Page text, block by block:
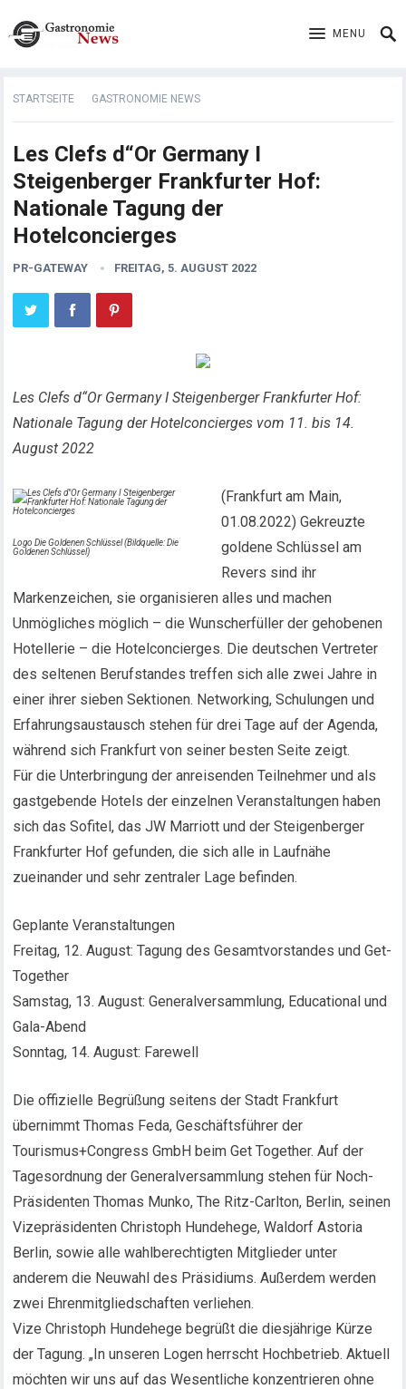
MENU
STARTSEITE GASTRONOMIE NEWS
Les Clefs d“Or Germany I
Steigenberger Frankfurter Hof:
Nationale Tagung der
Hotelconcierges
PR-GATEWAY FREITAG, 5. AUGUST 2022
Les Clefs d“Or Germany I Steigenberger Frankfurter Hof:
Nationale Tagung der Hotelconcierges vom 11. bis 14.
August 2022
Logo Die Goldenen Schlüssel (Bildquelle: Die
Goldenen Schlüssel)
(Frankfurt am Main,
01.08.2022) Gekreuzte
goldene Schlüssel am
Revers sind ihr
Markenzeichen, sie organisieren alles und machen
Unmögliches möglich – die Wunscherfüller der gehobenen
Hotellerie – die Hotelconcierges. Die deutschen Vertreter
des seltenen Berufstandes treffen sich alle zwei Jahre in
einer ihrer sieben Sektionen. Networking, Schulungen und
Erfahrungsaustausch stehen für drei Tage auf der Agenda,
während sich Frankfurt von seiner besten Seite zeigt.
Für die Unterbringung der anreisenden Teilnehmer und als
gastgebende Hotels der einzelnen Veranstaltungen haben
sich das Sofitel, das JW Marriott und der Steigenberger
Frankfurter Hof gefunden, die sich alle in Laufnähe
zueinander und sehr zentraler Lage befinden.
Geplante Veranstaltungen
Freitag, 12. August: Tagung des Gesamtvorstandes und Get-
Together
Samstag, 13. August: Generalversammlung, Educational und
Gala-Abend
Sonntag, 14. August: Farewell
Die offizielle Begrüßung seitens der Stadt Frankfurt
übernimmt Thomas Feda, Geschäftsführer der
Tourismus+Congress GmbH beim Get Together. Auf der
Tagesordnung der Generalversammlung stehen für Noch-
Präsidenten Thomas Munko, The Ritz-Carlton, Berlin, seinen
Vizepräsidenten Christoph Hundehege, Waldorf Astoria
Berlin, sowie alle wahlberechtigten Mitglieder unter
anderem die Neuwahl des Präsidiums. Außerdem werden
zwei Ehrenmitgliedschaften verliehen.
Vize Christoph Hundehege begrüßt die diesjährige Kürze
der Tagung. „In unseren Logen herrscht Hochbetrieb. Aktuell
möchten wir uns auf das Wesentliche konzentrieren ohne